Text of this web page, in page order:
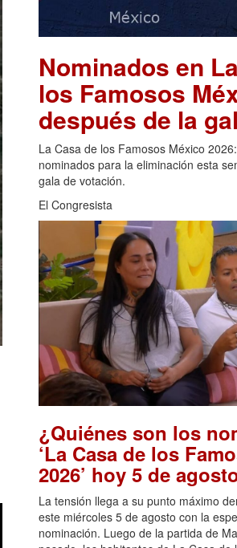
Nominados en
los Famosos
después de la
La Casa de los Famosos México
nominados para la eliminación esta
gala de votación.
El Congresista
¿Quiénes son los
‘La Casa de los
2026’ hoy 5 de
La tensión llega a su punto máximo
este miércoles 5 de agosto con la
nominación. Luego de la partida de